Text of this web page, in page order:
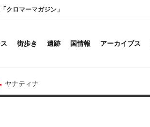
クロマーマガジン」
街歩き 遺跡 国情報 アーカイブス
ヤナティナ